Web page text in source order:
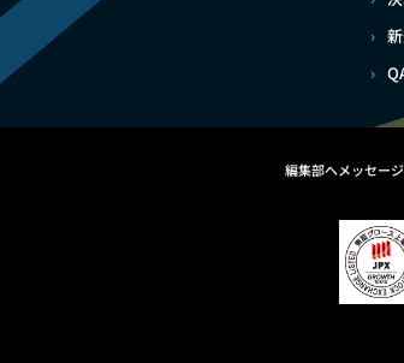
編集部へメッセージ